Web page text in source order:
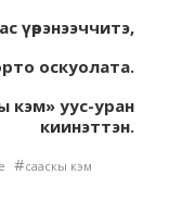
үөрэнээччитэ,
оскуолата.
кэм» уус-уран
киинэттэн.
#сааскы кэм